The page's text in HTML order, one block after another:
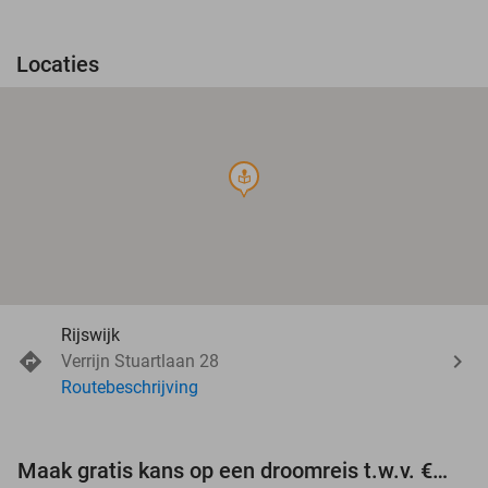
Locaties
course
Rijswijk
Verrijn Stuartlaan 28
Routebeschrijving
Maak gratis kans op een droomreis t.w.v. €3.000!